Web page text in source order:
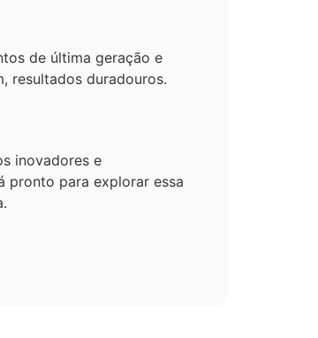
de última geração e
resultados duradouros.
inovadores e
pronto para explorar essa